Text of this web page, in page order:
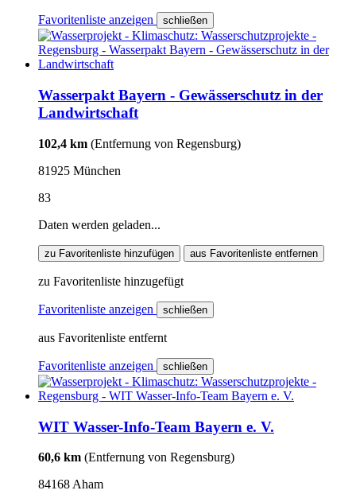
Favoritenliste anzeigen schließen
Wasserpakt Bayern - Gewässerschutz in der
Landwirtschaft
102,4 km (Entfernung von Regensburg)
81925 München
83
Daten werden geladen...
zu Favoritenliste hinzufügen aus Favoritenliste entfernen
zu Favoritenliste hinzugefügt
Favoritenliste anzeigen schließen
aus Favoritenliste entfernt
Favoritenliste anzeigen schließen
WIT Wasser-Info-Team Bayern e. V.
60,6 km (Entfernung von Regensburg)
84168 Aham